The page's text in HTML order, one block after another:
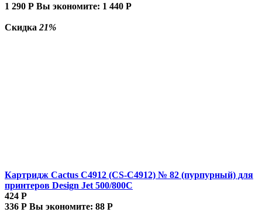
1 290 Р Вы экономите: 1 440 Р
Скидка 21%
Картридж Cactus C4912 (CS-C4912) № 82 (пурпурный) для
принтеров Design Jet 500/800C
424 Р
336 Р Вы экономите: 88 Р